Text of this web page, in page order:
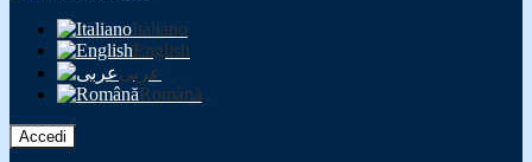
Italiano
English
عربى
Română
Accedi